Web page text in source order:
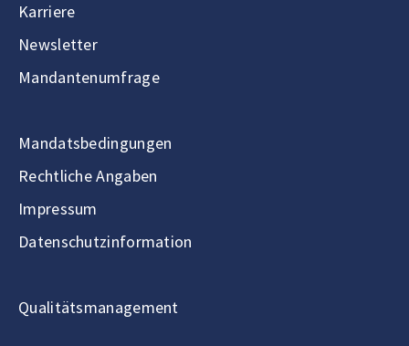
Karriere
Newsletter
Mandantenumfrage
Mandatsbedingungen
Rechtliche Angaben
Impressum
Datenschutzinformation
Qualitätsmanagement